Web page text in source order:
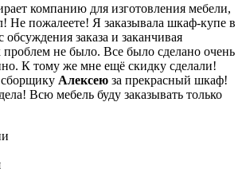
компанию для изготовления мебели,
Не пожалеете! Я заказывала шкаф-купе в
заказа и заканчивая
не было. Все было сделано очень
К тому же мне ещё скидку сделали!
Алексею за прекрасный шкаф!
Всю мебель буду заказывать только